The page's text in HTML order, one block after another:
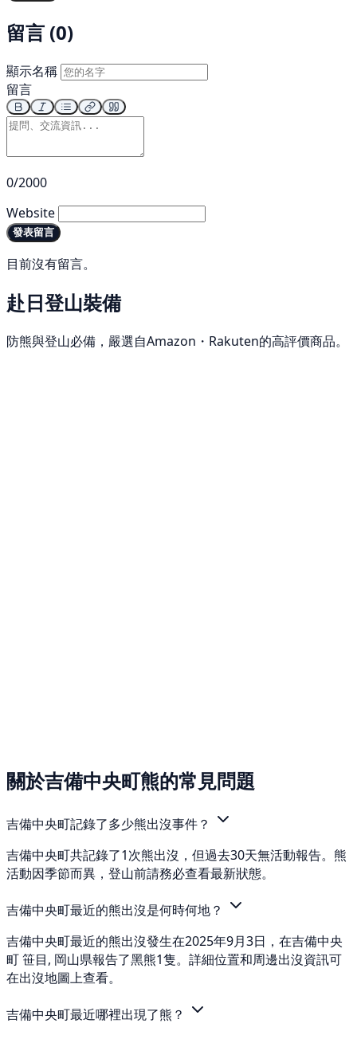
留言 (0)
顯示名稱
留言
0/2000
Website
發表留言
目前沒有留言。
赴日登山裝備
防熊與登山必備，嚴選自Amazon・Rakuten的高評價商品。
關於吉備中央町熊的常見問題
吉備中央町記錄了多少熊出沒事件？
吉備中央町共記錄了1次熊出沒，但過去30天無活動報告。熊
活動因季節而異，登山前請務必查看最新狀態。
吉備中央町最近的熊出沒是何時何地？
吉備中央町最近的熊出沒發生在2025年9月3日，在吉備中央
町 笹目, 岡山県報告了黑熊1隻。詳細位置和周邊出沒資訊可
在出沒地圖上查看。
吉備中央町最近哪裡出現了熊？